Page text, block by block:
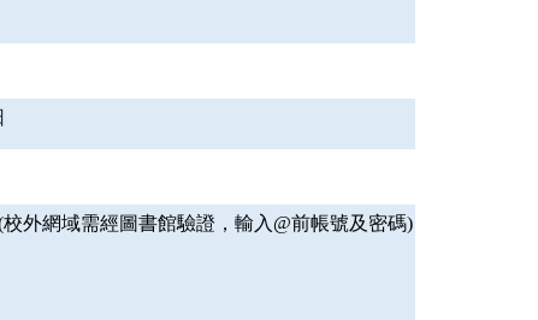
外網域需經圖書館驗證，輸入@前帳號及密碼)